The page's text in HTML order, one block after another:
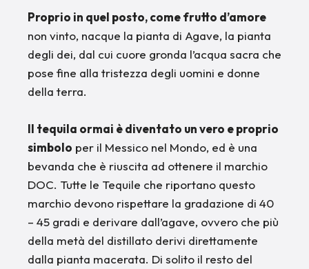
Proprio in quel posto, come frutto d’amore
non vinto, nacque la pianta di Agave, la pianta
degli dei, dal cui cuore gronda l’acqua sacra che
pose fine alla tristezza degli uomini e donne
della terra.
Il tequila ormai è diventato un vero e proprio
simbolo per il Messico nel Mondo, ed è una
bevanda che è riuscita ad ottenere il marchio
DOC. Tutte le Tequile che riportano questo
marchio devono rispettare la gradazione di 40
– 45 gradi e derivare dall’agave, ovvero che più
della metà del distillato derivi direttamente
dalla pianta macerata. Di solito il resto del